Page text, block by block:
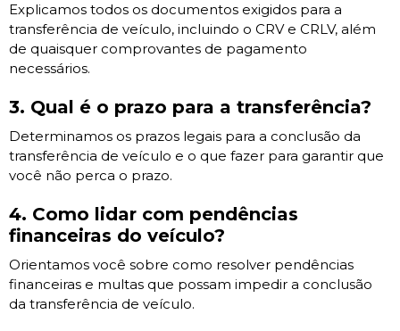
Explicamos todos os documentos exigidos para a
transferência de veículo, incluindo o CRV e CRLV, além
de quaisquer comprovantes de pagamento
necessários.
3. Qual é o prazo para a transferência?
Determinamos os prazos legais para a conclusão da
transferência de veículo e o que fazer para garantir que
você não perca o prazo.
4. Como lidar com pendências
financeiras do veículo?
Orientamos você sobre como resolver pendências
financeiras e multas que possam impedir a conclusão
da transferência de veículo.